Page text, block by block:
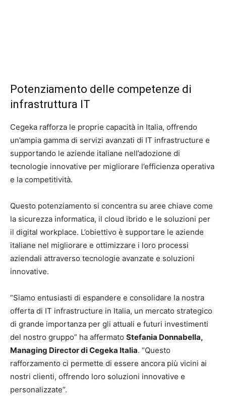
Potenziamento delle competenze di
infrastruttura IT
Cegeka rafforza le proprie capacità in Italia, offrendo
un’ampia gamma di servizi avanzati di IT infrastructure e
supportando le aziende italiane nell’adozione di
tecnologie innovative per migliorare l’efficienza operativa
e la competitività.
Questo potenziamento si concentra su aree chiave come
la sicurezza informatica, il cloud ibrido e le soluzioni per
il digital workplace. L’obiettivo è supportare le aziende
italiane nel migliorare e ottimizzare i loro processi
aziendali attraverso tecnologie avanzate e soluzioni
innovative.
“Siamo entusiasti di espandere e consolidare la nostra
offerta di IT infrastructure in Italia, un mercato strategico
di grande importanza per gli attuali e futuri investimenti
del nostro gruppo” ha affermato Stefania Donnabella,
Managing Director di Cegeka Italia. “Questo
rafforzamento ci permette di essere ancora più vicini ai
nostri clienti, offrendo loro soluzioni innovative e
personalizzate”.